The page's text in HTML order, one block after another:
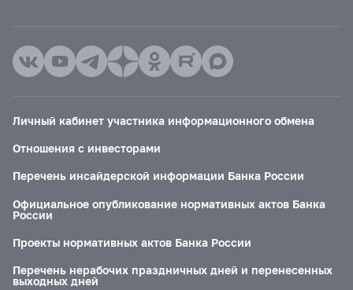
Личный кабинет участника информационного обмена
Отношения с инвесторами
Перечень инсайдерской информации Банка России
Официальное опубликование нормативных актов Банка
России
Проекты нормативных актов Банка России
Перечень нерабочих праздничных дней и перенесенных
выходных дней